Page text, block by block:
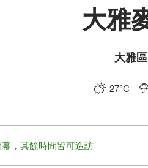
大雅
大雅區
27°C
，其餘時間皆可造訪